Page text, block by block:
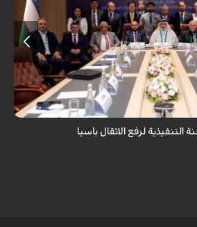
الاثقال سجاد انوشيرواني في اجتماع اللجنة
الاثقال بمدينة طشقند وذلك عشية انطلاق
التنفيذية لرفع الاثقال باسيا